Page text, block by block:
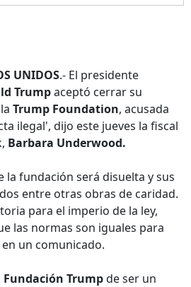
UNIDOS.- El presidente
Trumpaceptó cerrar su
Trump Foundation, acusada
ilegal', dijo este jueves la fiscal
Barbara Underwood.
fundación será disuelta y sus
entre otras obras de caridad.
para el imperio de la ley,
las normas son iguales para
un comunicado.
Fundación Trumpde ser un